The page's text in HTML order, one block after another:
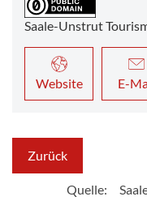
Saale-Unstrut
Website E-
Zurück
Quelle: